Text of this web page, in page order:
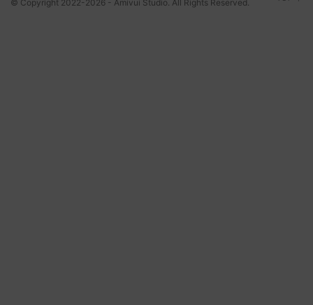
© Copyright 2022-2026 - Amivui Studio. All Rights Reserved.